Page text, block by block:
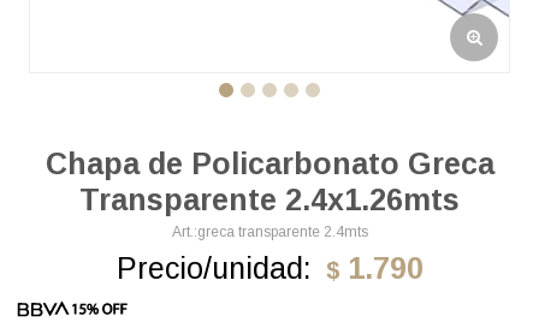
Chapa de Policarbonato Greca
Transparente 2.4x1.26mts
greca transparente 2.4mts
Precio/unidad: $ 1.790